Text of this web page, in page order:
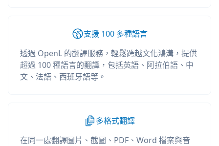
支援 100 多種語言
透過 OpenL 的翻譯服務，輕鬆跨越文化鴻溝，提供
超過 100 種語言的翻譯，包括英語、阿拉伯語、中
文、法語、西班牙語等。
多格式翻譯
在同一處翻譯圖片、截圖、PDF、Word 檔案與音